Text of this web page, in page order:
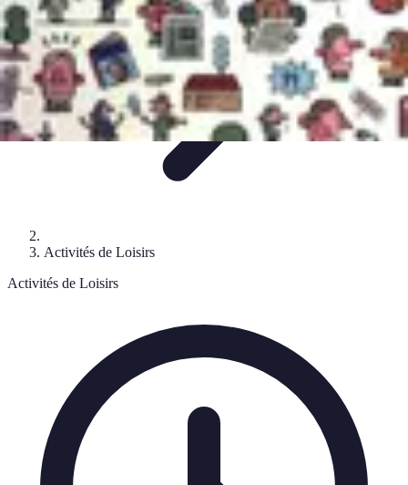
Activités de Loisirs
Activités de Loisirs